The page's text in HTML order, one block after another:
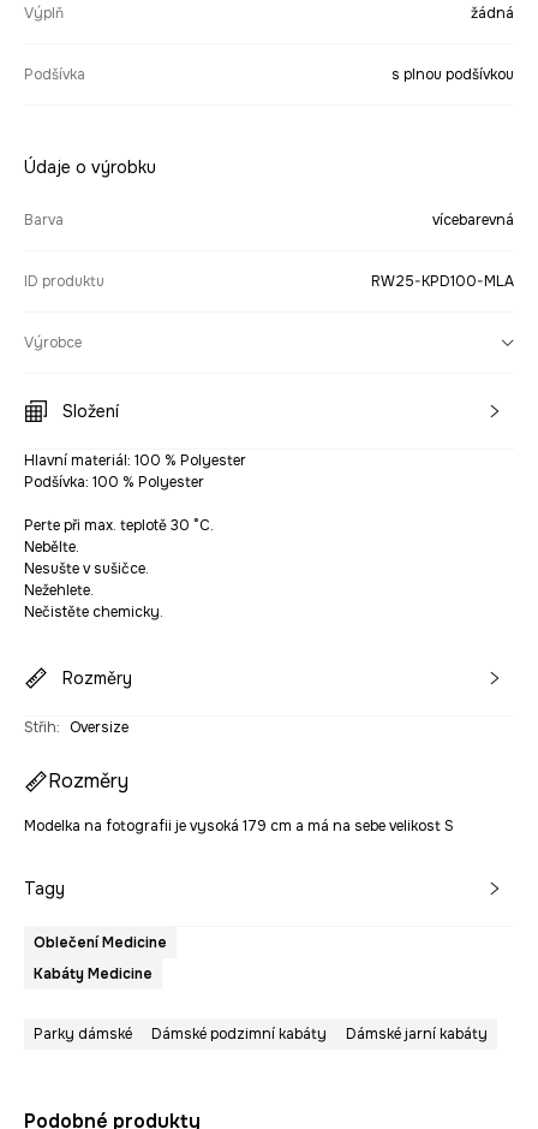
Výplň žádná
Podšívka s plnou podšívkou
Údaje o výrobku
Barva vícebarevná
ID produktu RW25-KPD100-MLA
Výrobce
Složení
Hlavní materiál: 100 % Polyester
Podšívka: 100 % Polyester
Perte při max. teplotě 30 °C.
Nebělte.
Nesušte v sušičce.
Nežehlete.
Nečistěte chemicky.
Rozměry
Střih: Oversize
Rozměry
Modelka na fotografii je vysoká 179 cm a má na sebe velikost S
Tagy
Oblečení Medicine
Kabáty Medicine
Parky dámské Dámské podzimní kabáty Dámské jarní kabáty
Podobné produkty